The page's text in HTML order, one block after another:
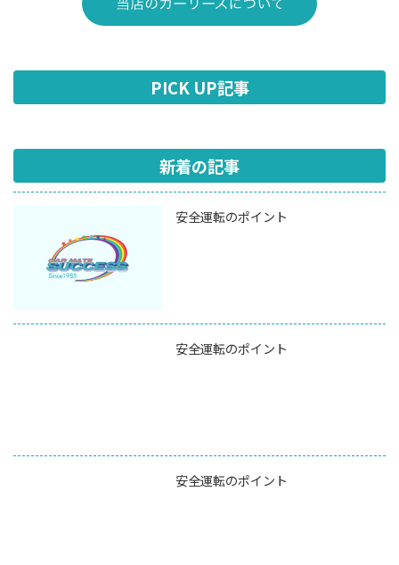
PICK UP記事
新着の記事
安全運転のポイント
安全運転のポイント
安全運転のポイント